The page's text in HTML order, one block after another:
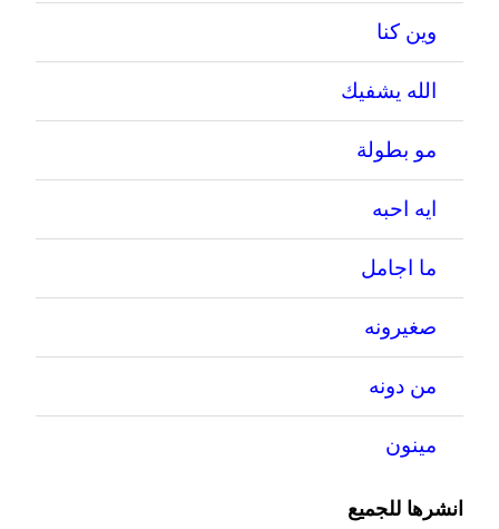
وين كنا
الله يشفيك
مو بطولة
ايه احبه
ما اجامل
صغيرونه
من دونه
مينون
انشرها للجميع